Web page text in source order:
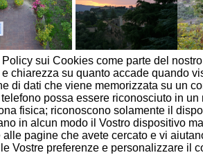
sui Cookies come parte del
chiarezza su quanto accade quando
di dati che viene memorizzata su un
possa essere riconosciuto in
fisica; riconoscono solamente il
in alcun modo il Vostro dispositivo
pagine che avete cercato e vi
Vostre preferenze e personalizzare il